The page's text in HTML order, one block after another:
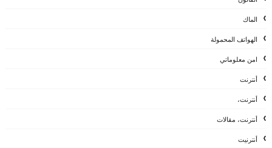
الماك
الهواتف المحمولة
امن معلوماتي
أنترنت
أنترنت،
أنترنت، مقالات
أنترنيت